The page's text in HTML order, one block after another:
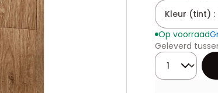
Kleur (tint) :
Op voorraad
Geleverd
Hoeveelheid